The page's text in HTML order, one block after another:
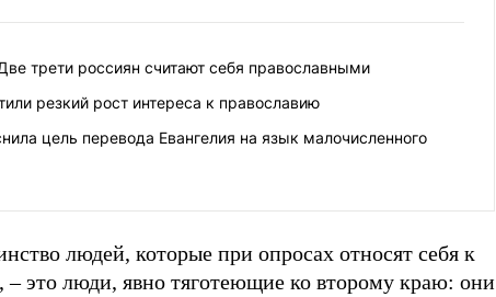
трети россиян считают себя православными
резкий рост интереса к православию
цель перевода Евангелия на язык малочисленного
людей, которые при опросах относят себя к
– это люди, явно тяготеющие ко второму краю: они